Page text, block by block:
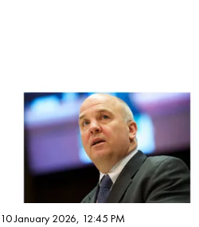
10 January 2026, 12:45 PM